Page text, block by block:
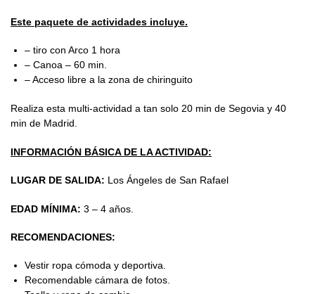
Este paquete de actividades incluye.
– tiro con Arco 1 hora
– Canoa – 60 min.
– Acceso libre a la zona de chiringuito
Realiza esta multi-actividad a tan solo 20 min de Segovia y 40
min de Madrid.
INFORMACIÓN BÁSICA DE LA ACTIVIDAD:
LUGAR DE SALIDA: Los Ángeles de San Rafael
EDAD MÍNIMA: 3 – 4 años.
RECOMENDACIONES:
Vestir ropa cómoda y deportiva.
Recomendable cámara de fotos.